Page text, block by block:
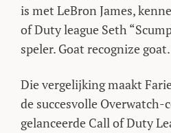
is met LeBron James,
of Duty league Seth
speler. Goat recognize goat.
Die vergelijking maakt
de succesvolle
gelanceerde Call of Duty